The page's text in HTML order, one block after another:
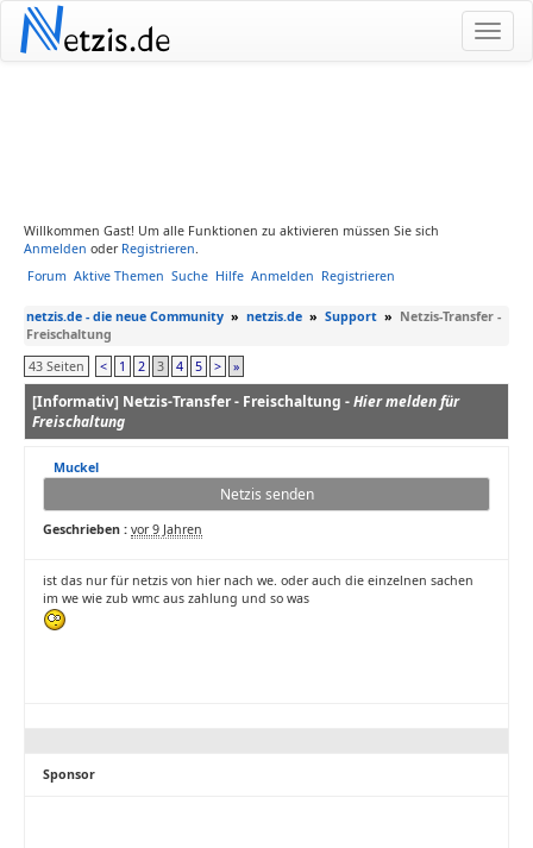
Netzis.de
Willkommen Gast! Um alle Funktionen zu aktivieren müssen Sie sich
Anmelden oder Registrieren.
Forum Aktive Themen Suche Hilfe Anmelden Registrieren
netzis.de - die neue Community » netzis.de » Support » Netzis-Transfer -
Freischaltung
43 Seiten
< 1 2 3 4 5 > »
[Informativ] Netzis-Transfer - Freischaltung -Hier melden für
Freischaltung
Muckel
Netzis senden
Geschrieben : vor 9 Jahren
ist das nur für netzis von hier nach we. oder auch die einzelnen sachen
im we wie zub wmc aus zahlung und so was
Sponsor